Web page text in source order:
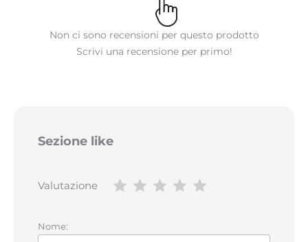
Non ci sono recensioni per questo prodotto
Scrivi una recensione per primo!
Sezione like
Valutazione
Nome: